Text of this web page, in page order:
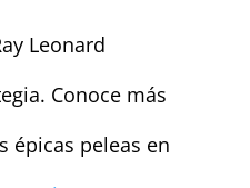
Leonard
Conoce más
épicas peleas en